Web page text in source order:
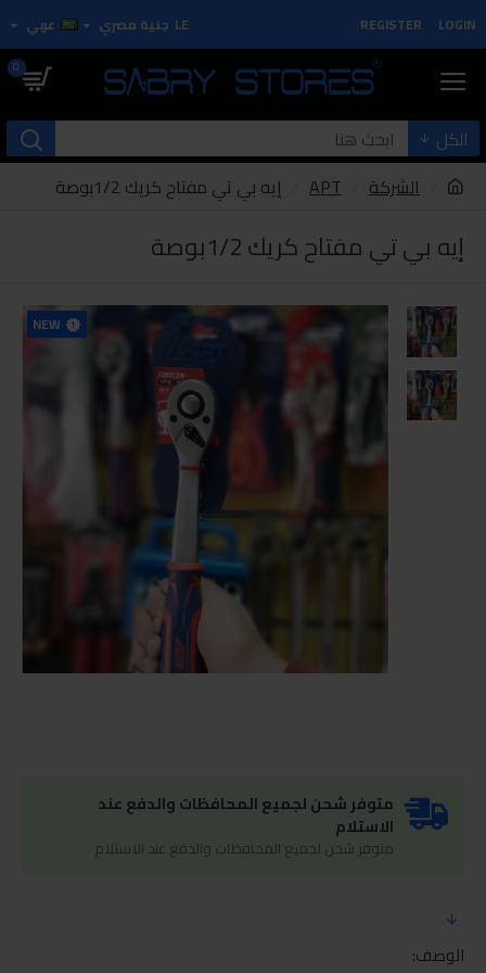
LOGIN
REGISTER
LE جنية مصري عربي
0
الكل
الشركة
APT إيه بي تي مفتاح كريك 1/2بوصة
إيه بي تي مفتاح كريك 1/2بوصة
NEW
متوفر شحن لجميع المحافظات والدفع عند
الاستلام
متوفر شحن لجميع المحافظات والدفع عند الاستلام
الوصف: